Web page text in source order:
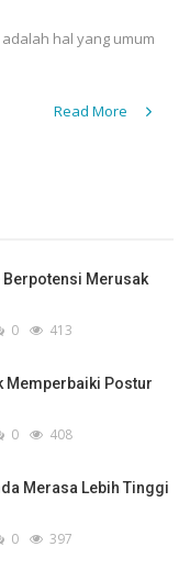
hal yang umum
Read More
Merusak
0 413
Memperbaiki Postur
0 408
Merasa Lebih Tinggi
0 397